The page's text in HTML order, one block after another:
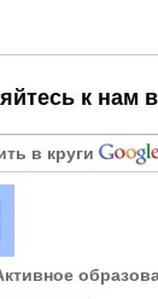
к нам
в круги